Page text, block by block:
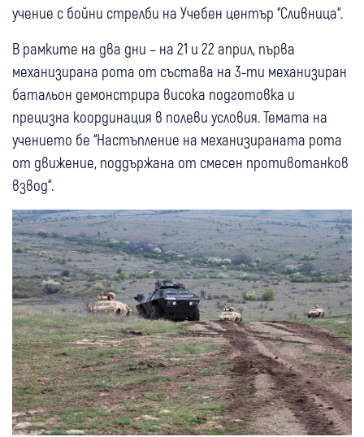
учение с бойни стрелби на Учебен център “Сливница“.
В рамките на два дни – на 21 и 22 април, първа
механизирана рота от състава на 3-ти механизиран
батальон демонстрира висока подготовка и
прецизна координация в полеви условия. Темата на
учението бе “Настъпление на механизираната рота
от движение, поддържана от смесен противотанков
взвод“.